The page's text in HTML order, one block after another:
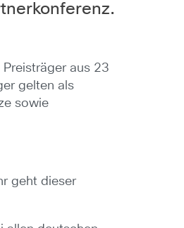
aus 23
gelten als
sowie
geht dieser